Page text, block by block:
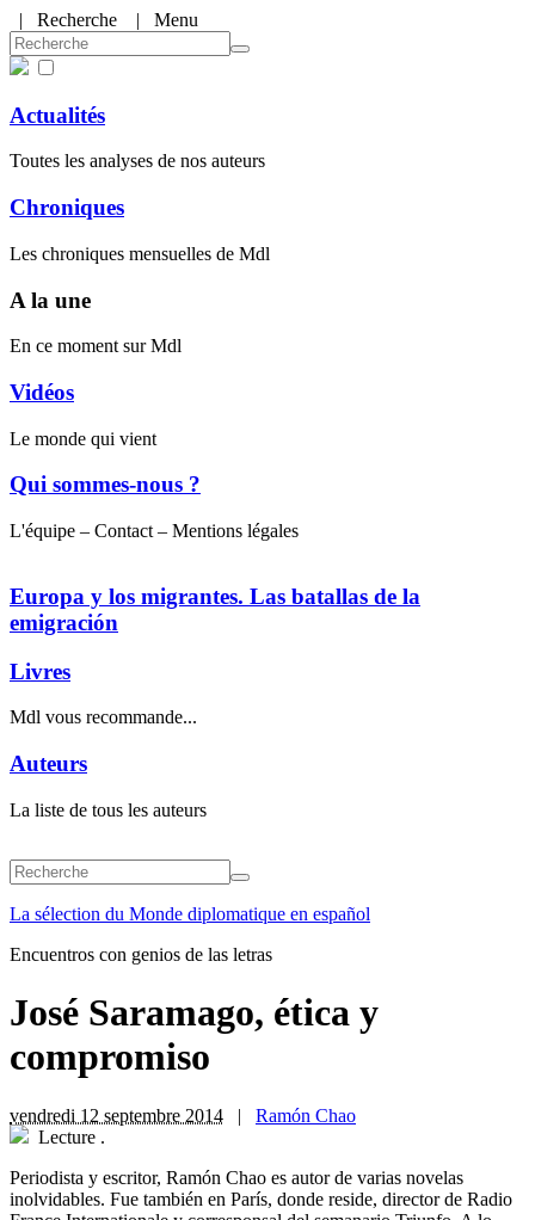
| Recherche | Menu
Actualités
Toutes les analyses de nos auteurs
Chroniques
Les chroniques mensuelles de Mdl
A la une
En ce moment sur Mdl
Vidéos
Le monde qui vient
Qui sommes-nous ?
L'équipe – Contact – Mentions légales
Europa y los migrantes. Las batallas de la
emigración
Livres
Mdl vous recommande...
Auteurs
La liste de tous les auteurs
La sélection du Monde diplomatique en español
Encuentros con genios de las letras
José Saramago, ética y
compromiso
vendredi 12 septembre 2014 | Ramón Chao
Lecture .
Periodista y escritor, Ramón Chao es autor de varias novelas
inolvidables. Fue también en París, donde reside, director de Radio